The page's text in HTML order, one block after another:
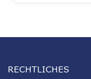
RECHTLICHES